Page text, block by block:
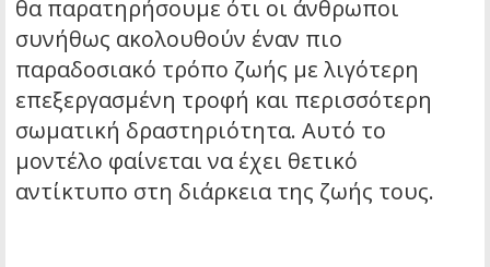
θα παρατηρήσουμε ότι οι άνθρωποι
συνήθως ακολουθούν έναν πιο
παραδοσιακό τρόπο ζωής με λιγότερη
επεξεργασμένη τροφή και περισσότερη
σωματική δραστηριότητα. Αυτό το
μοντέλο φαίνεται να έχει θετικό
αντίκτυπο στη διάρκεια της ζωής τους.